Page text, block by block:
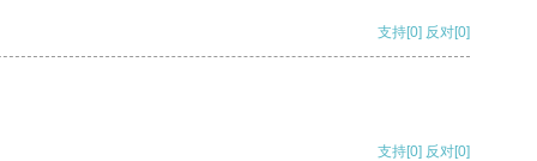
支持[0] 反对[0]
支持[0] 反对[0]